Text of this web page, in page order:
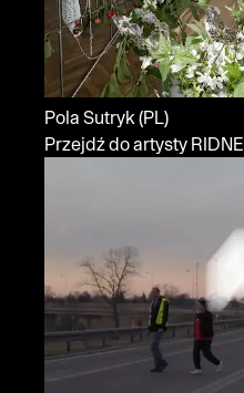
Pola Sutryk(PL)
Przejdź do artysty RIDNE